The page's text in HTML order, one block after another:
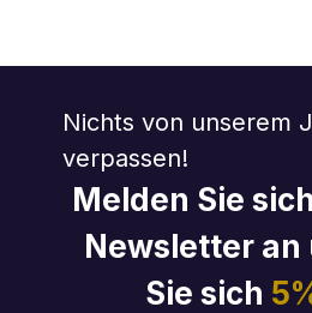
Nichts von unserem
verpassen!
Melden Sie
Newsletter an
Sie sich